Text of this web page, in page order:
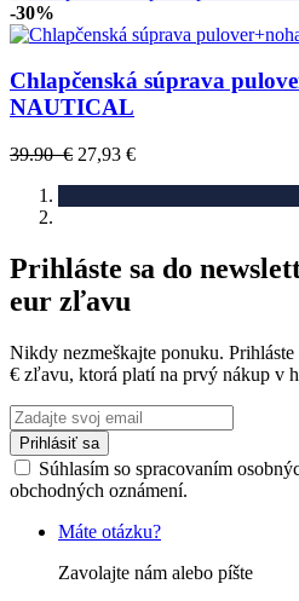
-30%
Chlapčenská súprava
NAUTICAL
39.90 € 27,93 €
Prihláste sa do
eur zľavu
Nikdy nezmeškajte ponuku. Prihláste
€ zľavu, ktorá platí na prvý nákup v
Prihlásiť sa
Súhlasím so spracovaním
obchodných oznámení.
Máte otázku?
Zavolajte nám alebo píšte